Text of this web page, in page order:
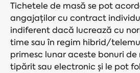
Tichetele de masă se pot
angajaților cu contract
indiferent dacă lucrează cu
time sau în regim hibrid/
primesc lunar aceste bonuri
tipărit sau electronic și le pot